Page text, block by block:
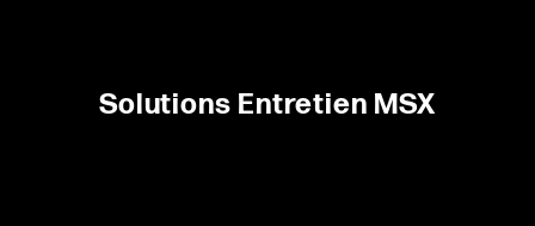
Solutions Entretien MSX